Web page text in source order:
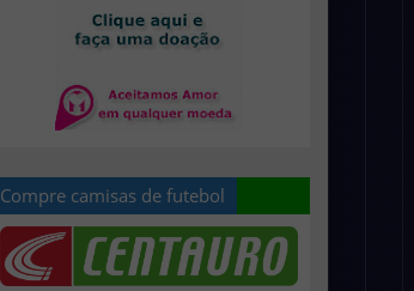
Compre camisas de futebol